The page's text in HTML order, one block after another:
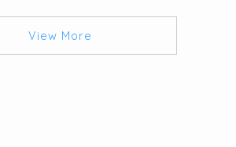
View More